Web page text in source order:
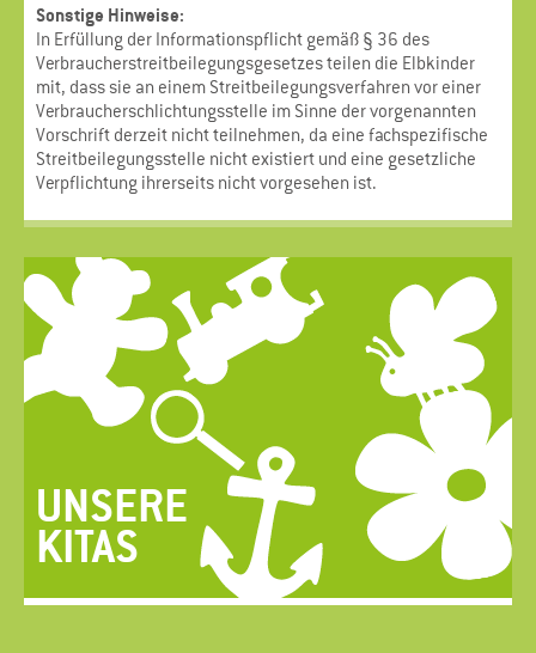
Sonstige Hinweise:
In Erfüllung der Informationspflicht gemäß § 36 des
Verbraucherstreitbeilegungsgesetzes teilen die Elbkinder
mit, dass sie an einem Streitbeilegungsverfahren vor einer
Verbraucherschlichtungsstelle im Sinne der vorgenannten
Vorschrift derzeit nicht teilnehmen, da eine fachspezifische
Streitbeilegungsstelle nicht existiert und eine gesetzliche
Verpflichtung ihrerseits nicht vorgesehen ist.
UNSERE
KITAS